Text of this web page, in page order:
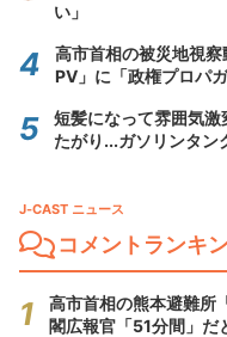
い」
高市首相の被災地視
PV」に「政権プロパ
短髪になって雰囲気激
たがり...ガソリンタン
J-CAST ニュース
コメントランキ
高市首相の熊本避難
閣広報官「51分間」だ